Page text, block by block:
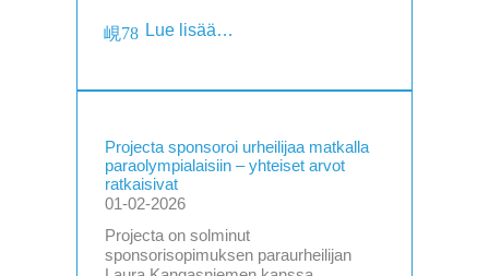
Lue lisää…
Projecta sponsoroi urheilijaa matkalla
paraolympialaisiin – yhteiset arvot
ratkaisivat
01-02-2026
Projecta on solminut
sponsorisopimuksen paraurheilijan